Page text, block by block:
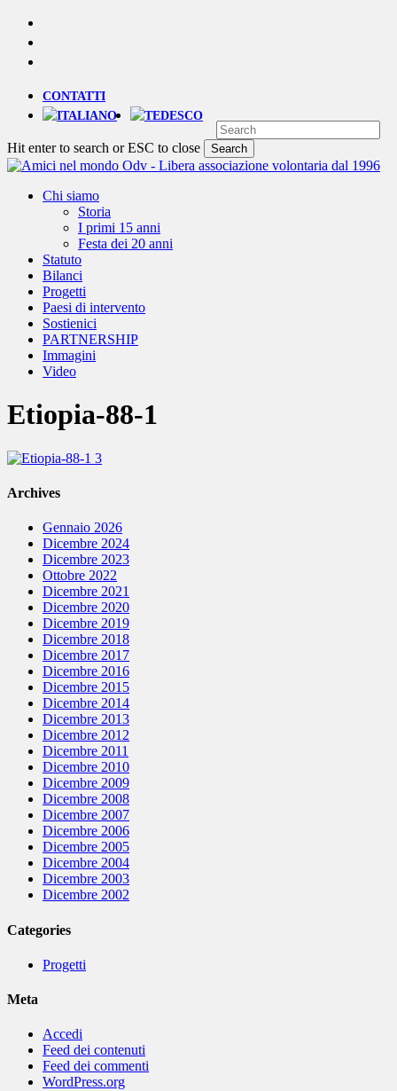
Skip
content
CONTATTI
Hit enter to search or ESC to close Search
Close
Menu
Chi siamo
Storia
I primi 15 anni
Festa dei 20 anni
Statuto
Bilanci
Progetti
Paesi di intervento
Sostienici
PARTNERSHIP
Immagini
Video
Etiopia-88-1
Archives
Gennaio 2026
Dicembre 2024
Dicembre 2023
Ottobre 2022
Dicembre 2021
Dicembre 2020
Dicembre 2019
Dicembre 2018
Dicembre 2017
Dicembre 2016
Dicembre 2015
Dicembre 2014
Dicembre 2013
Dicembre 2012
Dicembre 2011
Dicembre 2010
Dicembre 2009
Dicembre 2008
Dicembre 2007
Dicembre 2006
Dicembre 2005
Dicembre 2004
Dicembre 2003
Dicembre 2002
Categories
Progetti
Meta
Accedi
Feed dei contenuti
Feed dei commenti
WordPress.org